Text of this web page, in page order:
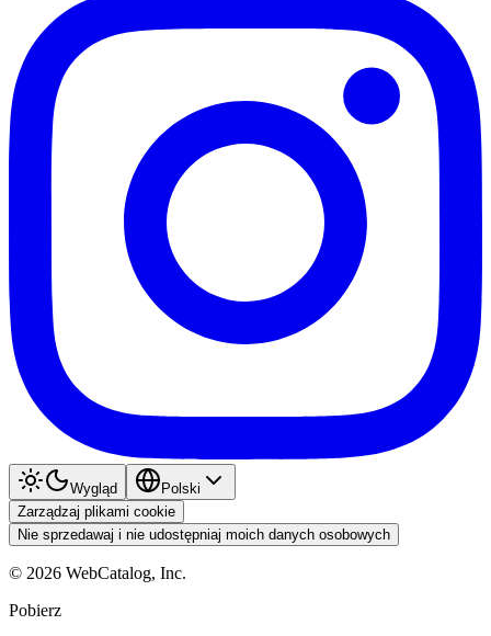
Wygląd
Polski
Zarządzaj plikami cookie
Nie sprzedawaj i nie udostępniaj moich danych osobowych
© 2026 WebCatalog, Inc.
Pobierz